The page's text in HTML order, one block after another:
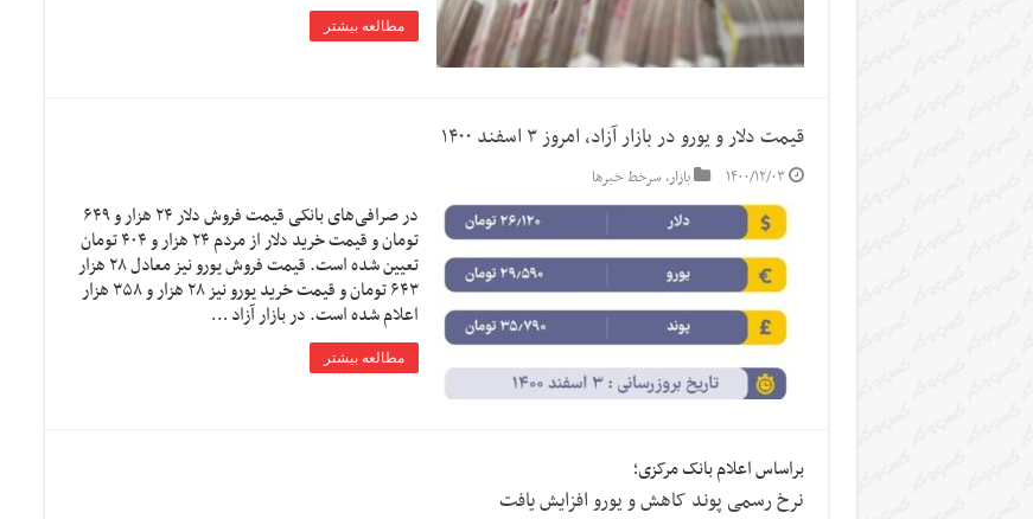
مطالعه بیشتر
قیمت دلار و یورو در بازار آزاد، امروز ۳ اسفند ۱۴۰۰
۱۴۰۰/۱۲/۰۳ بازار,سرخط خبرها
در صرافی‌های بانکی قیمت فروش دلار ۲۴ هزار و ۶۴۹
تومان و قیمت خرید دلار از مردم ۲۴ هزار و ۴۰۴ تومان
تعیین شده است. قیمت فروش یورو نیز معادل ۲۸ هزار
۶۴۳ تومان و قیمت خرید یورو نیز ۲۸ هزار و ۳۵۸ هزار
اعلام شده است. در بازار آزاد …
مطالعه بیشتر
براساس اعلام بانک مرکزی؛
نرخ رسمی پوند کاهش و یورو افزایش یافت